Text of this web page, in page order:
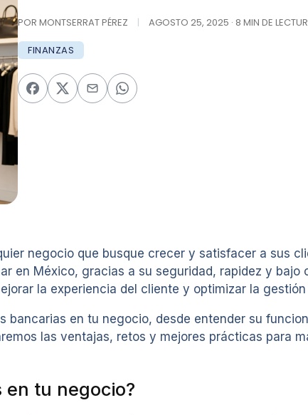
POR MONTSERRAT PÉREZ | AGOSTO 25, 2025 · 8 MIN DE
FINANZAS
negocio que busque crecer y satisfacer a sus
en México, gracias a su seguridad, rapidez y bajo
la experiencia del cliente y optimizar la
en tu negocio, desde entender su
las ventajas, retos y mejores prácticas para
tu negocio?